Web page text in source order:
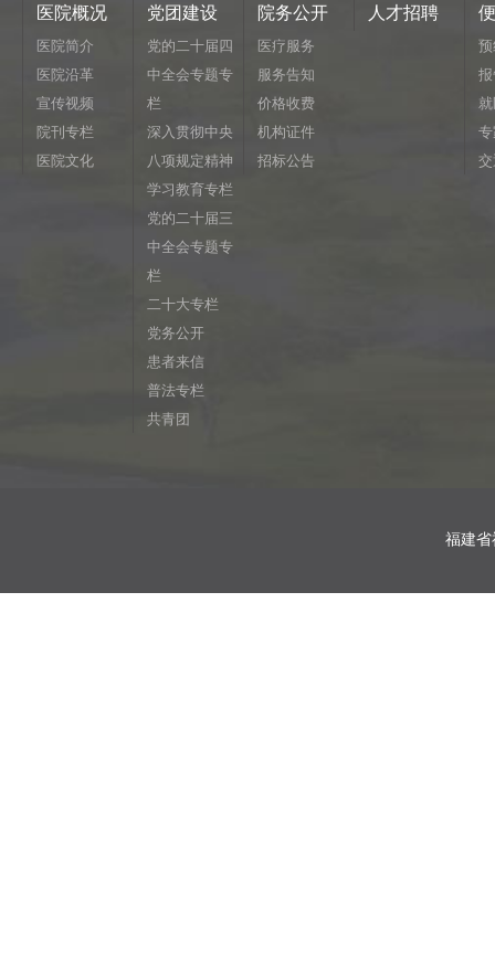
医院概况
医院简介
医院沿革
宣传视频
院刊专栏
医院文化
党团建设
党的二十届四
中全会专题专
栏
深入贯彻中央
八项规定精神
学习教育专栏
党的二十届三
中全会专题专
栏
二十大专栏
党务公开
患者来信
普法专栏
共青团
院务公开
医疗服务
服务告知
价格收费
机构证件
招标公告
人才招聘
福建